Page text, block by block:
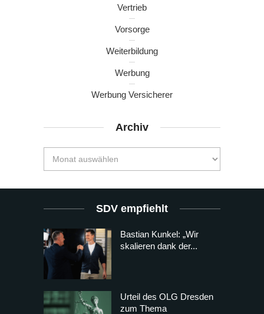
Vertrieb
Vorsorge
Weiterbildung
Werbung
Werbung Versicherer
Archiv
SDV empfiehlt
Bastian Kunkel: „Wir
skalieren dank der...
Urteil des OLG Dresden
zum Thema